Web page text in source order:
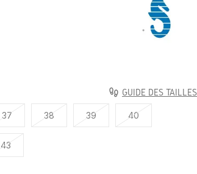
GUIDE DES TAILLES
37 38 39 40
43